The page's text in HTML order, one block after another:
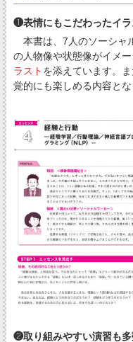
❶表情にもこだわったイ
本書は、7人のソーシャ
の人物像や状態像がイメ
ラスト を添えています。ま
覚的にも楽しめる内容とな
❷取り組みやすい演習も多